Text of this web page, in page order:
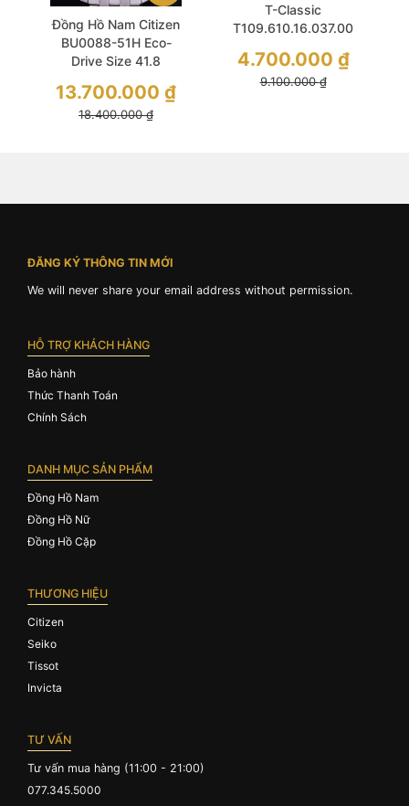
Đồng Hồ Nam Citizen
BU0088-51H Eco-
Drive Size 41.8
Phase Dây Thép
18.400.000₫
13.700.000 ₫
T-Classic
T109.610.16.037.00
Size 42 White Dial
9.100.000₫
4.700.000 ₫
ĐĂNG KÝ THÔNG TIN MỚI
We will never share your email address without permission.
HỖ TRỢ KHÁCH HÀNG
Bảo hành
Thức Thanh Toán
Chính Sách
DANH MỤC SẢN PHẨM
Đồng Hồ Nam
Đồng Hồ Nữ
Đồng Hồ Cặp
THƯƠNG HIỆU
Citizen
Seiko
Tissot
Invicta
TƯ VẤN
Tư vấn mua hàng (11:00 - 21:00)
077.345.5000